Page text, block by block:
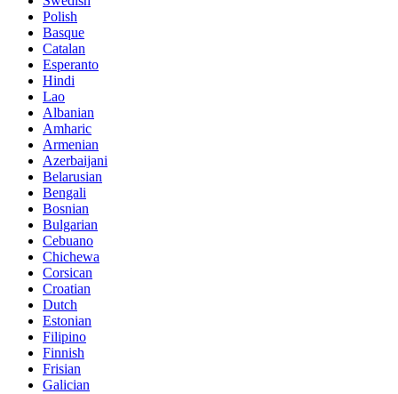
Polish
Basque
Catalan
Esperanto
Hindi
Lao
Albanian
Amharic
Armenian
Azerbaijani
Belarusian
Bengali
Bosnian
Bulgarian
Cebuano
Chichewa
Corsican
Croatian
Dutch
Estonian
Filipino
Finnish
Frisian
Galician